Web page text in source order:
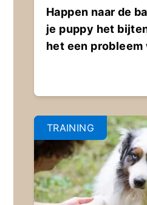
Happen naar de
je puppy het
het een probleem
TRAINING